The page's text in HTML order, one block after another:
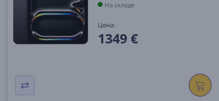
На складе
Цена:
1349 €